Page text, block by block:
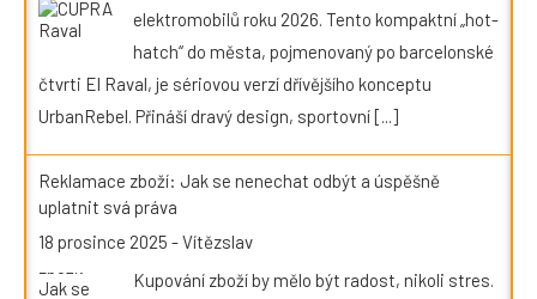
elektromobilů roku 2026. Tento kompaktní „hot-
hatch“ do města, pojmenovaný po barcelonské
čtvrti El Raval, je sériovou verzí dřívějšího konceptu
UrbanRebel. Přináší dravý design, sportovní [...]
Reklamace zboží: Jak se nenechat odbýt a úspěšně
uplatnit svá práva
18 prosince 2025 -Vítězslav
Kupování zboží by mělo být radost, nikoli stres.